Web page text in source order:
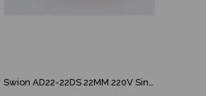
Swion AD22-22DS 22MM 220V Sinyal Lambası